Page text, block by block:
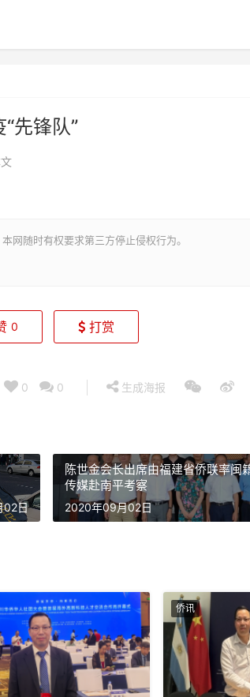
先锋队”
网随时有权要求第三方停止侵权行为。
0 打赏
0 0 生成海报
02日
陈世金会长出席由福建省侨联率闽
传媒赴南平考察
2020年09月02日
侨讯